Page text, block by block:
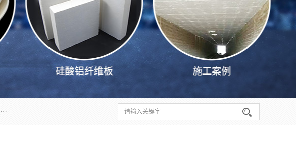
1260卷毡针刺毯，1360标准高纯高铝毯，1430度低锆锆铝含锆毯，普通挡渣棉卷毡，防火纸、挡火板、隔热垫片模块、棉块、折叠块、散棉高温固化剂价格规格密度多少钱图片视频立方平米参数指标